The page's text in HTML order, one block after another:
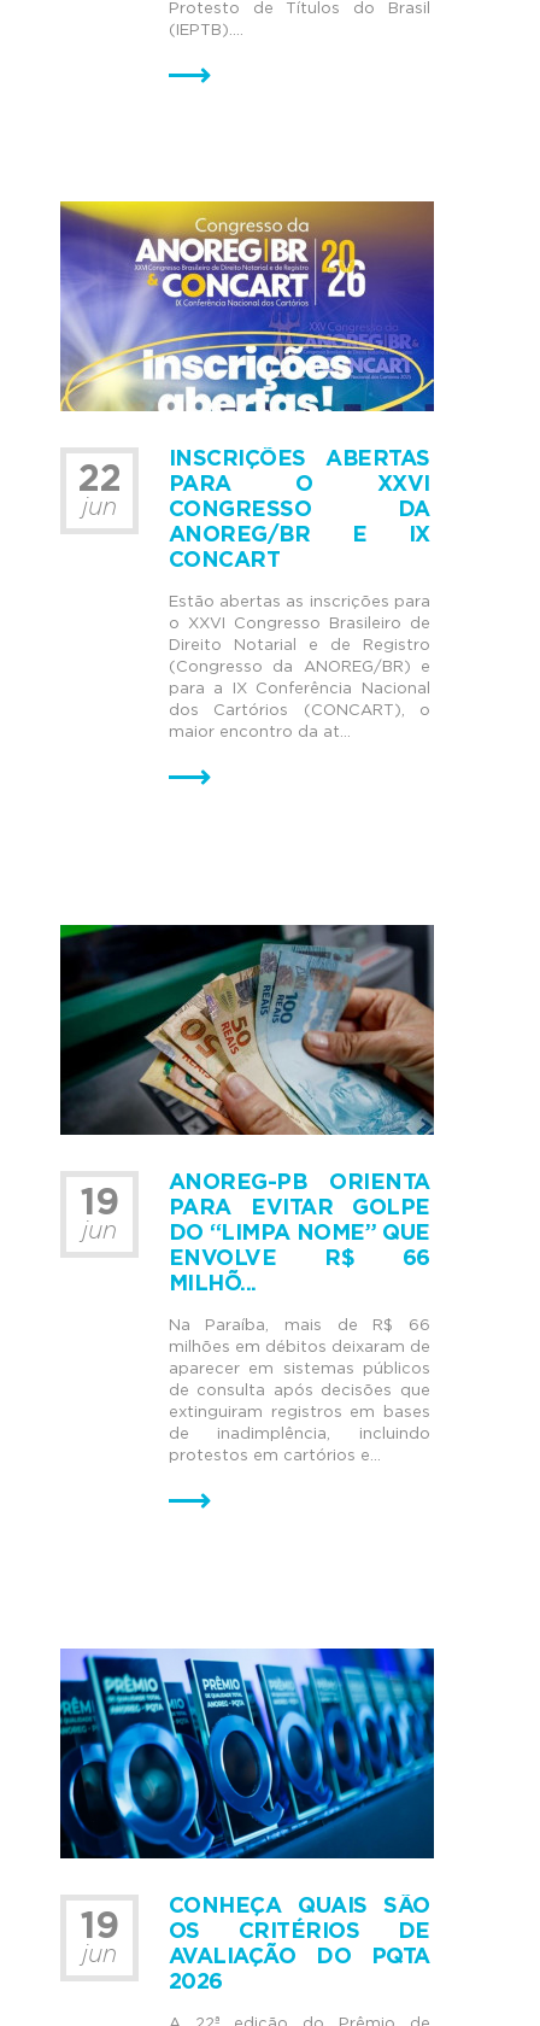
Protesto de Títulos do Brasil
(IEPTB)....
22
jun
INSCRIÇÕES ABERTAS
PARA O XXVI
CONGRESSO DA
ANOREG/BR E IX
CONCART
Estão abertas as inscrições para
o XXVI Congresso Brasileiro de
Direito Notarial e de Registro
(Congresso da ANOREG/BR) e
para a IX Conferência Nacional
dos Cartórios (CONCART), o
maior encontro da at...
19
jun
ANOREG-PB ORIENTA
PARA EVITAR GOLPE
DO “LIMPA NOME” QUE
ENVOLVE R$ 66
MILHÕ...
Na Paraíba, mais de R$ 66
milhões em débitos deixaram de
aparecer em sistemas públicos
de consulta após decisões que
extinguiram registros em bases
de inadimplência, incluindo
protestos em cartórios e...
19
jun
CONHEÇA QUAIS SÃO
OS CRITÉRIOS DE
AVALIAÇÃO DO PQTA
2026